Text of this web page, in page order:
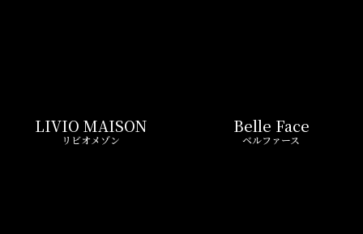
LIVIO MAISON
リビオメゾン
Belle Face
ベルファース